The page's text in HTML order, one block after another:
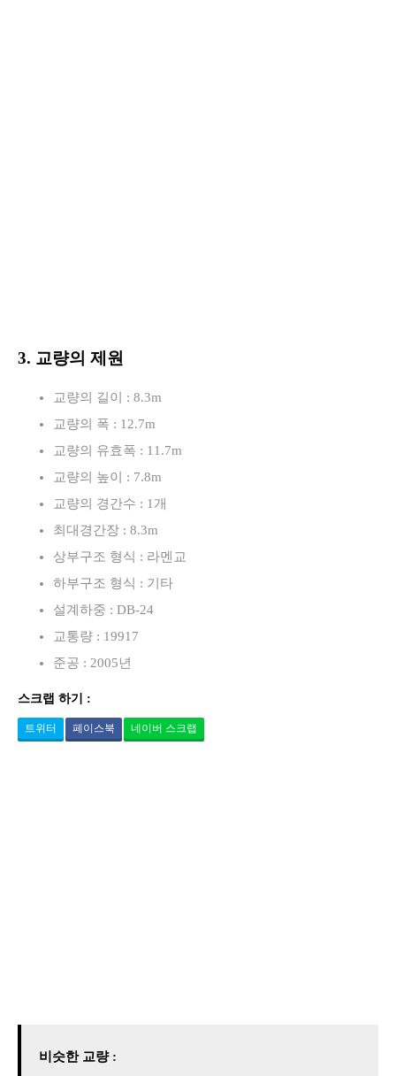
3. 교량의 제원
교량의 길이 : 8.3m
교량의 폭 : 12.7m
교량의 유효폭 : 11.7m
교량의 높이 : 7.8m
교량의 경간수 : 1개
최대경간장 : 8.3m
상부구조 형식 : 라멘교
하부구조 형식 : 기타
설계하중 : DB-24
교통량 : 19917
준공 : 2005년
스크랩 하기 :
트위터 페이스북 네이버 스크랩
비슷한 교량 :